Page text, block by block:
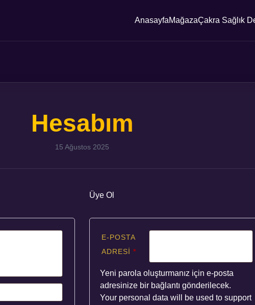
AnasayfaMağazaÇakra Sağlık
Hesabım
15 Ağustos 2025
Üye Ol
E-POSTA
ADRESI*
Yeni parola oluşturmanız için e-posta
adresinize bir bağlantı gönderilecek.
Your personal data will be used to support